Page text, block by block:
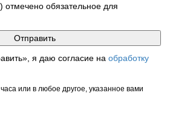
отмечено обязательное для
я даю согласие на обработку
или в любое другое, указанное вами